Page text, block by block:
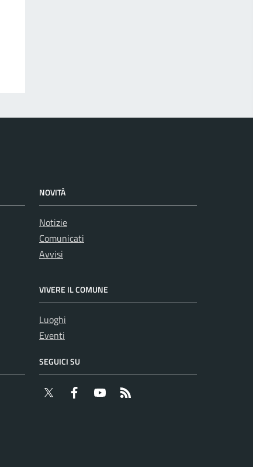
NOVITÀ
Notizie
Comunicati
Avvisi
VIVERE IL COMUNE
Luoghi
Eventi
SEGUICI SU
Twitter Facebook YouTube